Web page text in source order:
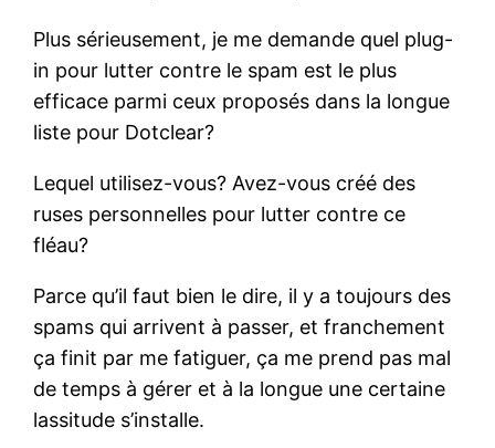
Plus sérieusement, je me demande quel plug-
in pour lutter contre le spam est le plus
efficace parmi ceux proposés dans la longue
liste pour Dotclear?
Lequel utilisez-vous? Avez-vous créé des
ruses personnelles pour lutter contre ce
fléau?
Parce qu’il faut bien le dire, il y a toujours des
spams qui arrivent à passer, et franchement
ça finit par me fatiguer, ça me prend pas mal
de temps à gérer et à la longue une certaine
lassitude s’installe.